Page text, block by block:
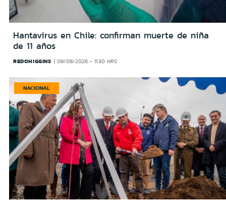
Hantavirus en Chile: confirman muerte de niña
de 11 años
REDOHIGGINS 09/08/2026 - 11:30 HRS
NACIONAL